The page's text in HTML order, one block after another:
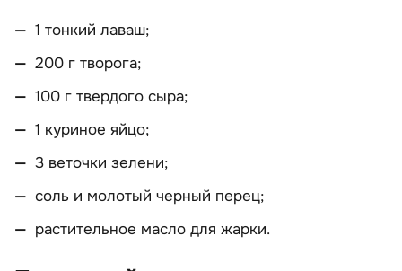
1 тонкий лаваш;
200 г творога;
100 г твердого сыра;
1 куриное яйцо;
3 веточки зелени;
соль и молотый черный перец;
растительное масло для жарки.